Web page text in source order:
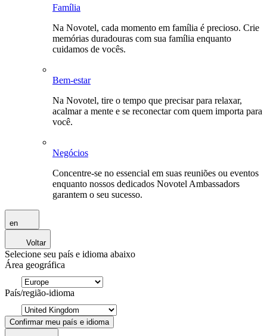
Família
Na Novotel, cada momento em família é precioso. Crie
memórias duradouras com sua família enquanto
cuidamos de vocês.
Bem-estar
Na Novotel, tire o tempo que precisar para relaxar,
acalmar a mente e se reconectar com quem importa para
você.
Negócios
Concentre-se no essencial em suas reuniões ou eventos
enquanto nossos dedicados Novotel Ambassadors
garantem o seu sucesso.
en
Voltar
Selecione seu país e idioma abaixo
Área geográfica
País/região-idioma
Confirmar meu país e idioma